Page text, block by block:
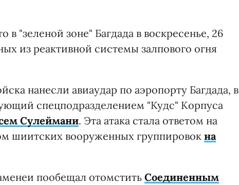
в "зеленой зоне" Багдада в воскресенье, 26
из реактивной системы залпового огня
нанесли авиаудар по аэропорту Багдада, в
спецподразделением "Кудс" Корпуса
Сулеймани. Эта атака стала ответом на
шиитских вооруженных группировок на
пообещал отомститьСоединенным